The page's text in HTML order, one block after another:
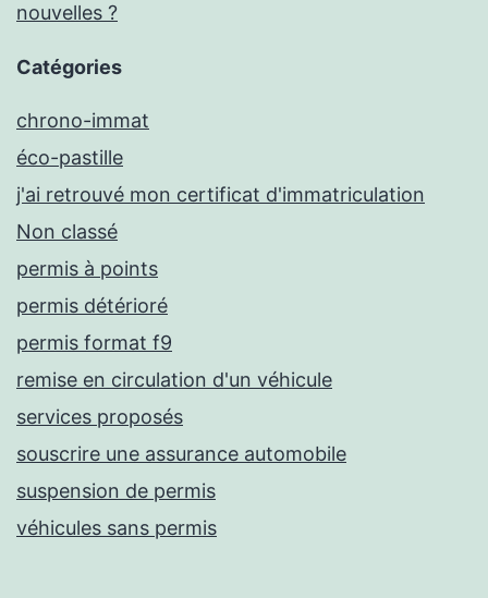
nouvelles ?
Catégories
chrono-immat
éco-pastille
j'ai retrouvé mon certificat d'immatriculation
Non classé
permis à points
permis détérioré
permis format f9
remise en circulation d'un véhicule
services proposés
souscrire une assurance automobile
suspension de permis
véhicules sans permis